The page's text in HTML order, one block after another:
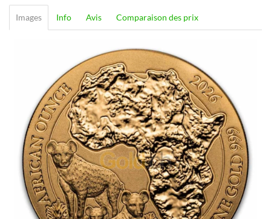
Images Info Avis Comparaison des prix